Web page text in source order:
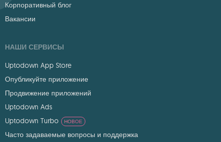
Корпоративный блог
Вакансии
НАШИ СЕРВИСЫ
Uptodown App Store
Опубликуйте приложение
Продвижение приложений
Uptodown Ads
Uptodown Turbo
НОВОЕ
Часто задаваемые вопросы и поддержка